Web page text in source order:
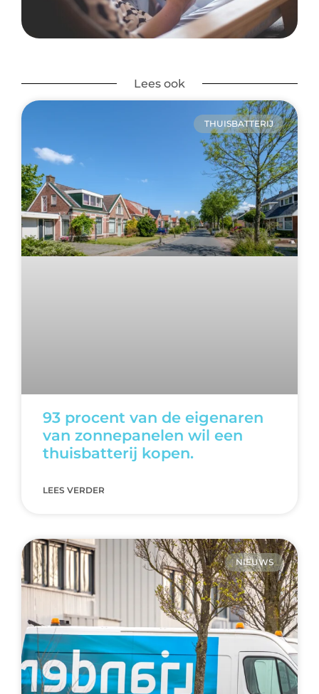
Lees ook
THUISBATTERIJ
93 procent van de eigenaren
van zonnepanelen wil een
thuisbatterij kopen.
LEES VERDER
NIEUWS